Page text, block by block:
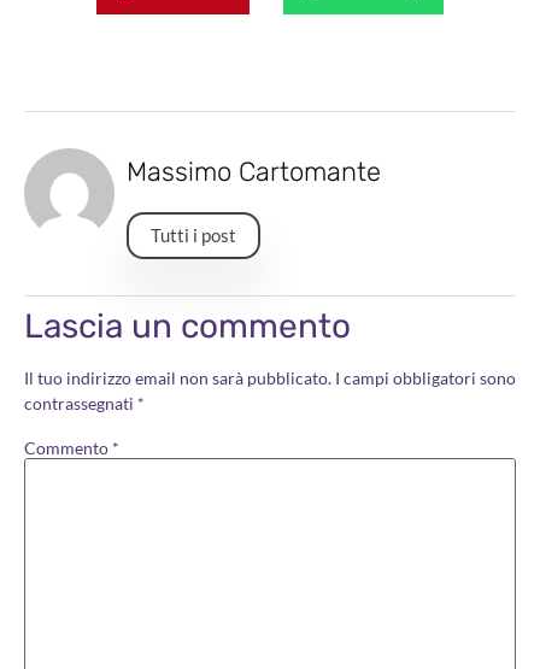
Massimo Cartomante
Tutti i post
Lascia un commento
Il tuo indirizzo email non sarà pubblicato. I campi obbligatori sono
contrassegnati *
Commento *